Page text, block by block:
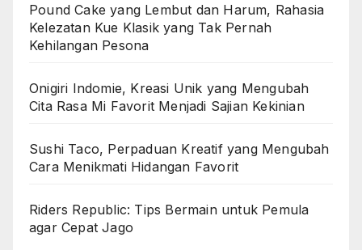
Pound Cake yang Lembut dan Harum, Rahasia
Kelezatan Kue Klasik yang Tak Pernah
Kehilangan Pesona
Onigiri Indomie, Kreasi Unik yang Mengubah
Cita Rasa Mi Favorit Menjadi Sajian Kekinian
Sushi Taco, Perpaduan Kreatif yang Mengubah
Cara Menikmati Hidangan Favorit
Riders Republic: Tips Bermain untuk Pemula
agar Cepat Jago